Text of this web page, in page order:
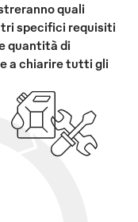
quali
specifici requisiti
quantità di
a chiarire tutti gli